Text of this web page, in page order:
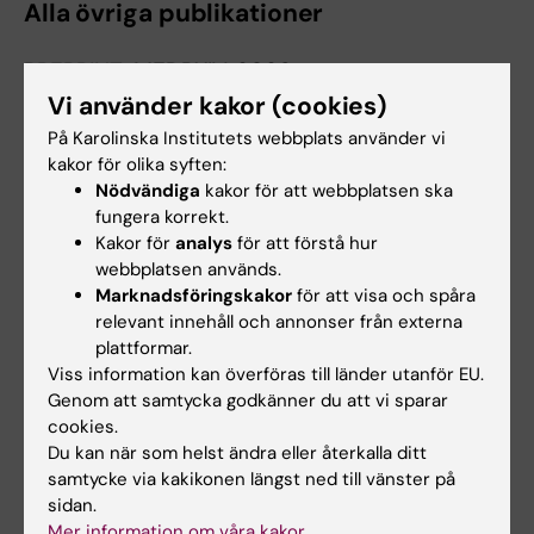
Alla övriga publikationer
PREPRINT:MEDRXIV.2026
Comprehensive Exome Sequencing in
Swedish Patients with Spontaneous Coronary
Artery Dissection
Gunnarsson C; Ellegård R; Åhsberg J; Huda S;
Andersson J; Dworeck C; Glaser N; Erlinge D;
Henareh L; Johnston N; Mannila M; Pagonis C;
Ravn-Fischer A; Rydberg E; Schef KW; Tornvall
P; Swahn E; Lawesson SS
LETTER:JOURNAL OF CARDIOVASCULAR
COMPUTED TOMOGRAPHY.2026;20(1):106-
Reply to the commentary by Dong et al.:
Appraising the CCTA-SCAD study: Current
challenges and future perspectives in
diagnosing acute spontaneous coronary
artery dissection
Pagonis C; Sandstedt M; Dworeck C; Fagman
Vi använder kakor (cookies)
På Karolinska Institutets webbplats använder vi
kakor för olika syften:
Nödvändiga kakor för att webbplatsen ska
fungera korrekt.
Kakor för analys för att förstå hur
webbplatsen används.
Marknadsföringskakor för att visa och spåra
relevant innehåll och annonser från externa
plattformar.
Viss information kan överföras till länder utanför EU.
Genom att samtycka godkänner du att vi sparar
cookies.
Du kan när som helst ändra eller återkalla ditt
samtycke via kakikonen längst ned till vänster på
sidan.